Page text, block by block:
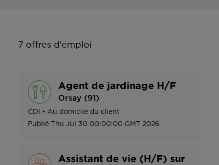
7 offres d'emploi
Agent de jardinage H/F
Orsay (91)
CDI • Au domicile du client
Publié
Thu Jul 30 00:00:00 GMT 2026
Assistant de vie (H/F) sur